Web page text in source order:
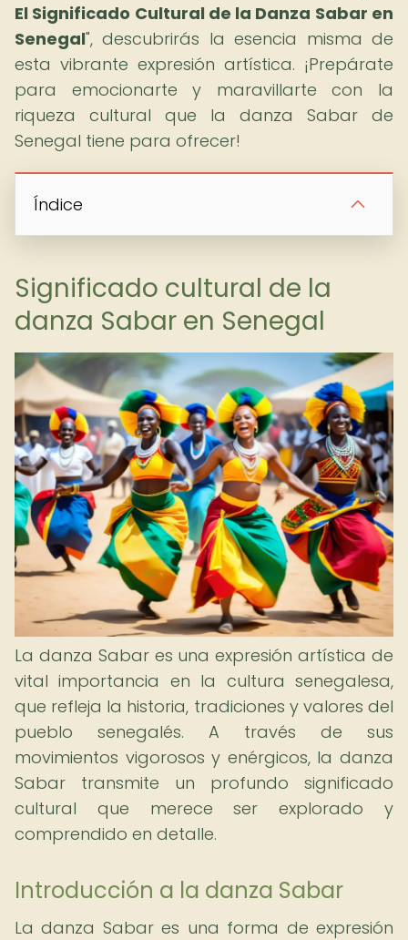
El Significado Cultural de la Danza Sabar en
Senegal", descubrirás la esencia misma de
esta vibrante expresión artística. ¡Prepárate
para emocionarte y maravillarte con la
riqueza cultural que la danza Sabar de
Senegal tiene para ofrecer!
Índice
Significado cultural de la
danza Sabar en Senegal
La danza Sabar es una expresión artística de
vital importancia en la cultura senegalesa,
que refleja la historia, tradiciones y valores del
pueblo senegalés. A través de sus
movimientos vigorosos y enérgicos, la danza
Sabar transmite un profundo significado
cultural que merece ser explorado y
comprendido en detalle.
Introducción a la danza Sabar
La danza Sabar es una forma de expresión